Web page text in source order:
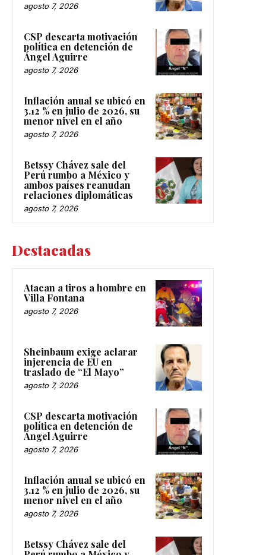
agosto 7, 2026
CSP descarta motivación
política en detención de
Ángel Aguirre
agosto 7, 2026
Inflación anual se ubicó en
3.12 % en julio de 2026, su
menor nivel en el año
agosto 7, 2026
Betssy Chávez sale del
Perú rumbo a México y
ambos países reanudan
relaciones diplomáticas
agosto 7, 2026
Destacadas
Atacan a tiros a hombre en
Villa Fontana
agosto 7, 2026
Sheinbaum exige aclarar
injerencia de EU en
traslado de “El Mayo”
agosto 7, 2026
CSP descarta motivación
política en detención de
Ángel Aguirre
agosto 7, 2026
Inflación anual se ubicó en
3.12 % en julio de 2026, su
menor nivel en el año
agosto 7, 2026
Betssy Chávez sale del